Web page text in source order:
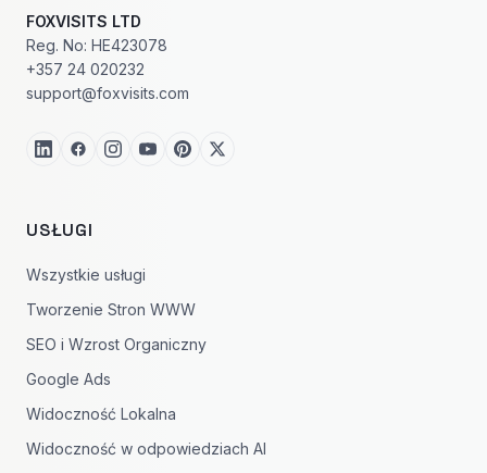
FOXVISITS LTD
Reg. No: HE423078
+357 24 020232
support@foxvisits.com
USŁUGI
Wszystkie usługi
Tworzenie Stron WWW
SEO i Wzrost Organiczny
Google Ads
Widoczność Lokalna
Widoczność w odpowiedziach AI